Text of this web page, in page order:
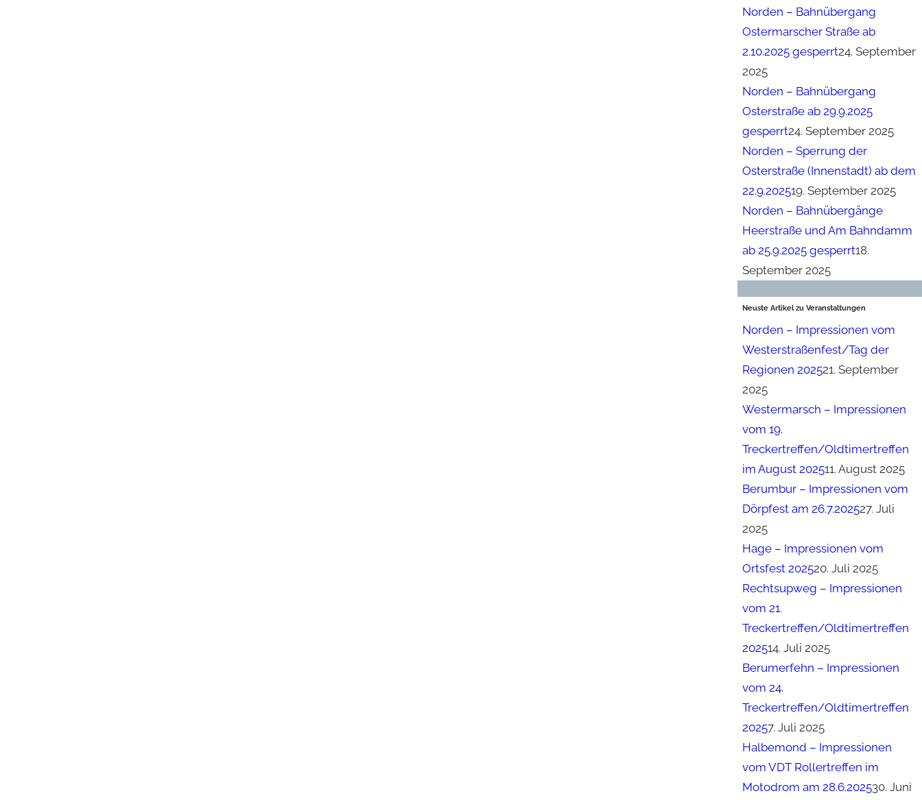
Norden – Bahnübergang
Ostermarscher Straße ab
2.10.2025 gesperrt24. September
2025
Norden – Bahnübergang
Osterstraße ab 29.9.2025
gesperrt24. September 2025
Norden – Sperrung der
Osterstraße (Innenstadt) ab dem
22.9.202519. September 2025
Norden – Bahnübergänge
Heerstraße und Am Bahndamm
ab 25.9.2025 gesperrt18.
September 2025
Neuste Artikel zu Veranstaltungen
Norden – Impressionen vom
Westerstraßenfest/Tag der
Regionen 202521. September
2025
Westermarsch – Impressionen
vom 19.
Treckertreffen/Oldtimertreffen
im August 202511. August 2025
Berumbur – Impressionen vom
Dörpfest am 26.7.202527. Juli
2025
Hage – Impressionen vom
Ortsfest 202520. Juli 2025
Rechtsupweg – Impressionen
vom 21.
Treckertreffen/Oldtimertreffen
202514. Juli 2025
Berumerfehn – Impressionen
vom 24.
Treckertreffen/Oldtimertreffen
20257. Juli 2025
Halbemond – Impressionen
vom VDT Rollertreffen im
Motodrom am 28.6.202530. Juni